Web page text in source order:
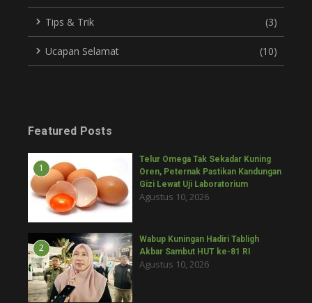
Tips & Trik (3)
Ucapan Selamat (10)
Featured Posts
1
Telur Omega Tak Sekadar Kuning
Oren, Peternak Pastikan Kandungan
Gizi Lewat Uji Laboratorium
Agustus 10, 2026
2
Wabup Kuningan Hadiri Tabligh
Akbar Sambut HUT ke-81 RI
Agustus 10, 2026